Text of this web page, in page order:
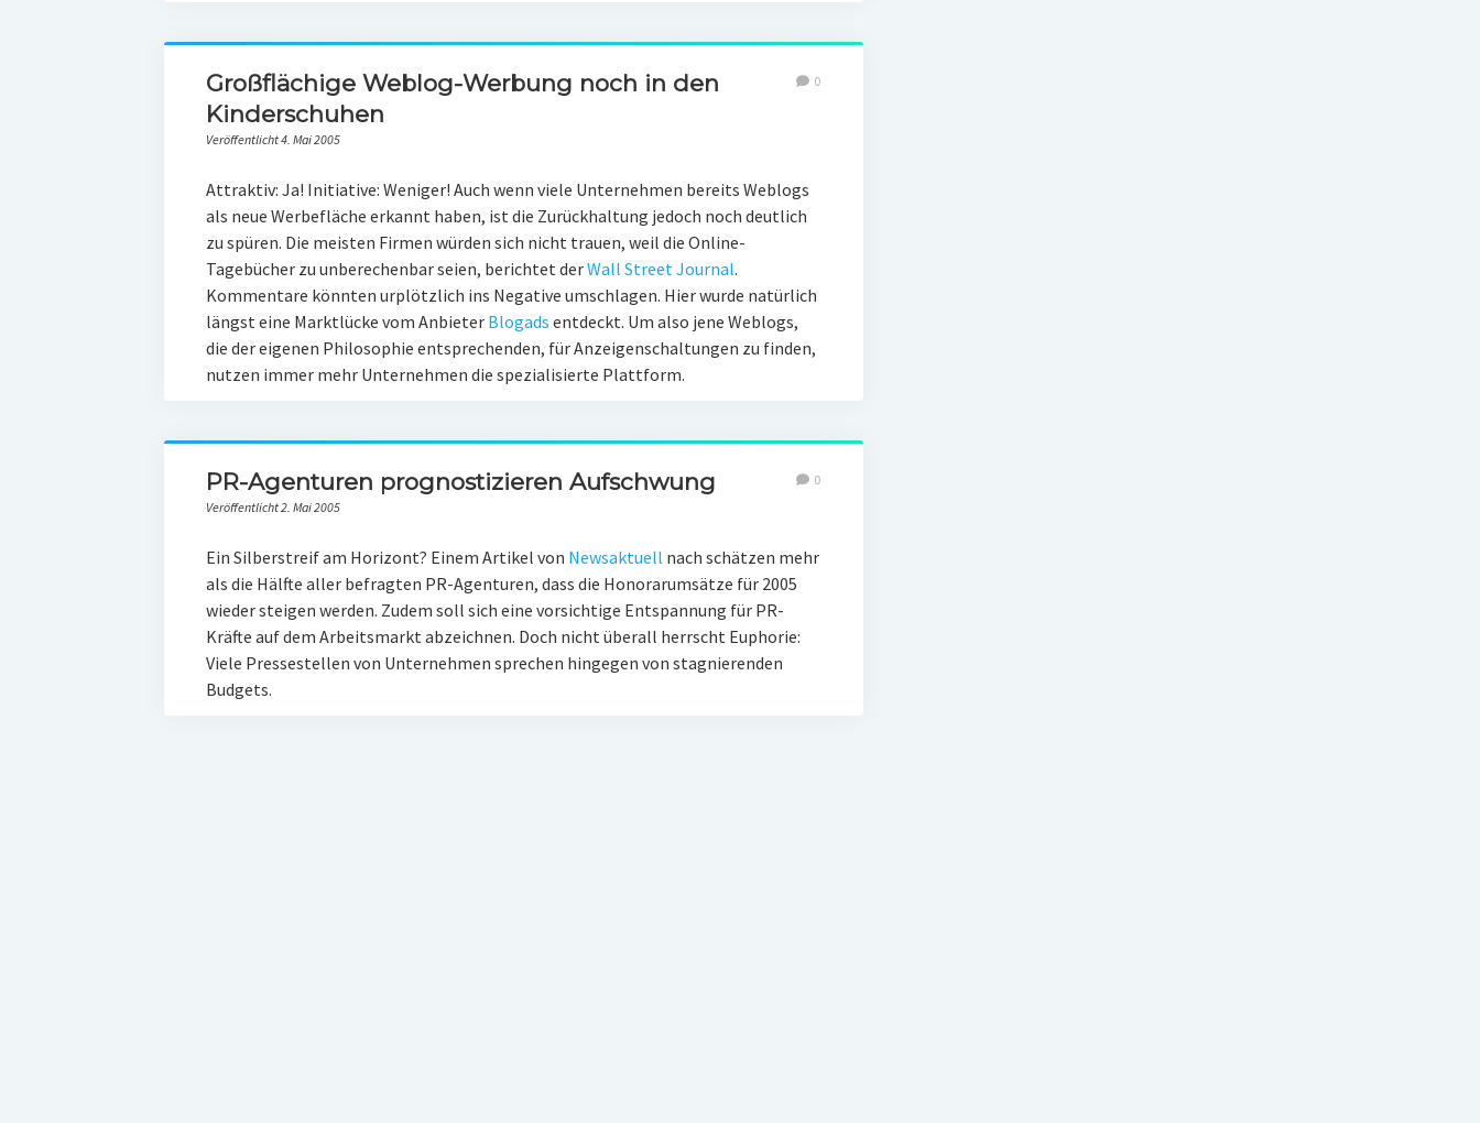
Großflächige Weblog-Werbung noch in den
Kinderschuhen
Veröffentlicht 4. Mai 2005
0
Attraktiv: Ja! Initiative: Weniger! Auch wenn viele Unternehmen bereits Weblogs
als neue Werbefläche erkannt haben, ist die Zurückhaltung jedoch noch deutlich
zu spüren. Die meisten Firmen würden sich nicht trauen, weil die Online-
Tagebücher zu unberechenbar seien, berichtet derWall Street Journal.
Kommentare könnten urplötzlich ins Negative umschlagen. Hier wurde natürlich
längst eine Marktlücke vom Anbieter Blogads entdeckt. Um also jene Weblogs,
die der eigenen Philosophie entsprechenden, für Anzeigenschaltungen zu finden,
nutzen immer mehr Unternehmen die spezialisierte Plattform.
PR-Agenturen prognostizieren Aufschwung
Veröffentlicht 2. Mai 2005
0
Ein Silberstreif am Horizont? Einem Artikel von Newsaktuell nach schätzen mehr
als die Hälfte aller befragten PR-Agenturen, dass die Honorarumsätze für 2005
wieder steigen werden. Zudem soll sich eine vorsichtige Entspannung für PR-
Kräfte auf dem Arbeitsmarkt abzeichnen. Doch nicht überall herrscht Euphorie:
Viele Pressestellen von Unternehmen sprechen hingegen von stagnierenden
Budgets.